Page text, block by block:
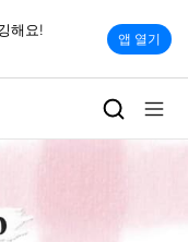
해요!
앱 열기